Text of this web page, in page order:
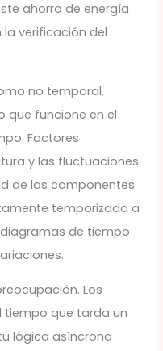
ahorro de energía
verificación del
no temporal,
que funcione en el
Factores
y las fluctuaciones
de los componentes
temporizado a
diagramas de tiempo
Los
que tarda un
lógica asíncrona